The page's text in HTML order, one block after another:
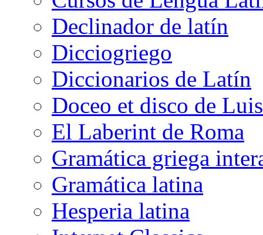
Declinador de latín
Dicciogriego
Diccionarios de Latín
Doceo et disco de
El Laberint de Roma
Gramática griega
Gramática latina
Hesperia latina